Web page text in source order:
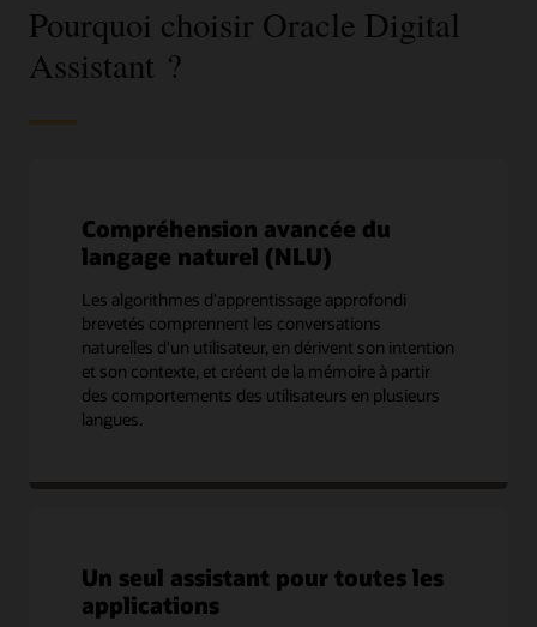
Pourquoi choisir Oracle Digital
Assistant ?
Compréhension avancée du
langage naturel (NLU)
Les algorithmes d'apprentissage approfondi
brevetés comprennent les conversations
naturelles d'un utilisateur, en dérivent son intention
et son contexte, et créent de la mémoire à partir
des comportements des utilisateurs en plusieurs
langues.
Un seul assistant pour toutes les
applications